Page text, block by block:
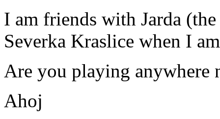
I am friends with Jarda
Severka Kraslice when I
Are you playing anywhere
Ahoj